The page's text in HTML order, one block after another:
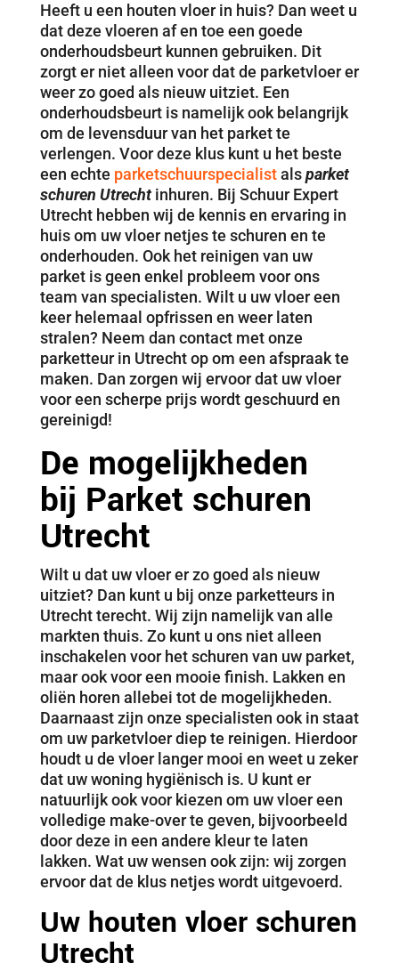
Heeft u een houten vloer in huis? Dan weet u
dat deze vloeren af en toe een goede
onderhoudsbeurt kunnen gebruiken. Dit
zorgt er niet alleen voor dat de parketvloer er
weer zo goed als nieuw uitziet. Een
onderhoudsbeurt is namelijk ook belangrijk
om de levensduur van het parket te
verlengen. Voor deze klus kunt u het beste
een echte parketschuurspecialistalsparket
schuren Utrechtinhuren. Bij Schuur Expert
Utrecht hebben wij de kennis en ervaring in
huis om uw vloer netjes te schuren en te
onderhouden. Ook het reinigen van uw
parket is geen enkel probleem voor ons
team van specialisten. Wilt u uw vloer een
keer helemaal opfrissen en weer laten
stralen? Neem dan contact met onze
parketteur in Utrecht op om een afspraak te
maken. Dan zorgen wij ervoor dat uw vloer
voor een scherpe prijs wordt geschuurd en
gereinigd!
De mogelijkheden
bij Parket schuren
Utrecht
Wilt u dat uw vloer er zo goed als nieuw
uitziet? Dan kunt u bij onze parketteurs in
Utrecht terecht. Wij zijn namelijk van alle
markten thuis. Zo kunt u ons niet alleen
inschakelen voor het schuren van uw parket,
maar ook voor een mooie finish. Lakken en
oliën horen allebei tot de mogelijkheden.
Daarnaast zijn onze specialisten ook in staat
om uw parketvloer diep te reinigen. Hierdoor
houdt u de vloer langer mooi en weet u zeker
dat uw woning hygiënisch is. U kunt er
natuurlijk ook voor kiezen om uw vloer een
volledige make-over te geven, bijvoorbeeld
door deze in een andere kleur te laten
lakken. Wat uw wensen ook zijn: wij zorgen
ervoor dat de klus netjes wordt uitgevoerd.
Uw houten vloer schuren
Utrecht